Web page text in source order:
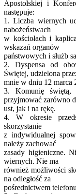
Apostolskiej i
następuje:
1. Liczba wiernych
nabożeństwach
w kościołach i
wskazań organów
państwowych i służb
2. Dyspensa od
Świętej, udzielona
mnie w dniu 12 marca
3. Komunię
przyjmować zarówno
ust, jak i na rękę.
4. W okresie
skorzystanie
z indywidualnej
należy zachować
zasady higieniczne.
wiernych. Nie ma
również możliwości
na odległość za
pośrednictwem